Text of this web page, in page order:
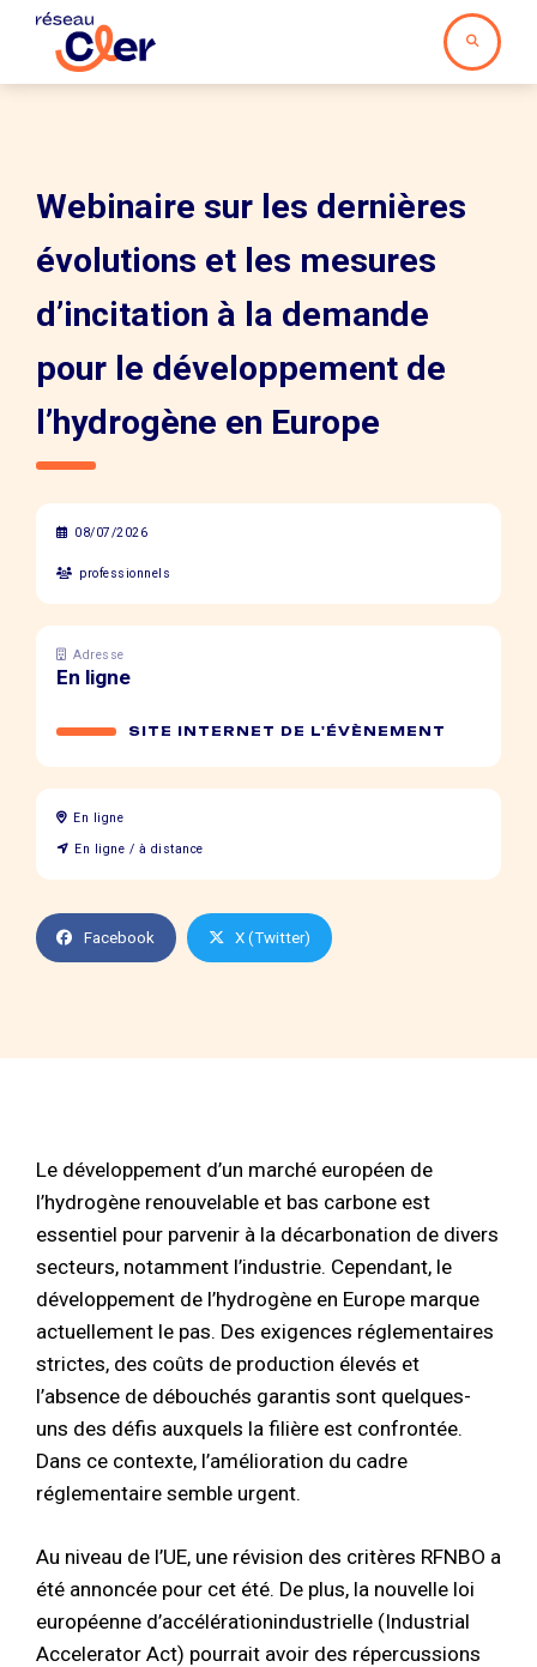
Webinaire sur les dernières
évolutions et les mesures
d’incitation à la demande
pour le développement de
l’hydrogène en Europe
08/07/2026
professionnels
Adresse
En ligne
SITE INTERNET DE L'ÉVÈNEMENT
En ligne
En ligne / à distance
Facebook X (Twitter)
Le développement d’un marché européen de
l’hydrogène renouvelable et bas carbone est
essentiel pour parvenir à la décarbonation de divers
secteurs, notamment l’industrie. Cependant, le
développement de l’hydrogène en Europe marque
actuellement le pas. Des exigences réglementaires
strictes, des coûts de production élevés et
l’absence de débouchés garantis sont quelques-
uns des défis auxquels la filière est confrontée.
Dans ce contexte, l’amélioration du cadre
réglementaire semble urgent.
Au niveau de l’UE, une révision des critères RFNBO a
été annoncée pour cet été. De plus, la nouvelle loi
européenne d’accélérationindustrielle (Industrial
Accelerator Act) pourrait avoir des répercussions